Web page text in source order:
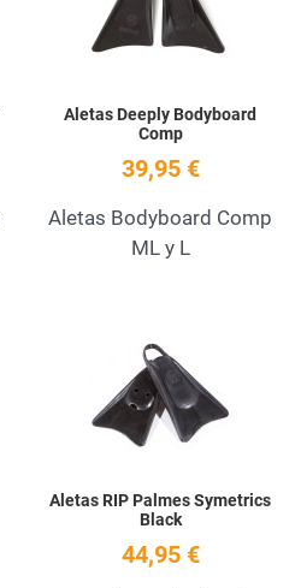
Aletas Deeply Bodyboard
Comp
39,95 €
Aletas Bodyboard Comp
ML y L
Aletas RIP Palmes Symetrics
Black
44,95 €